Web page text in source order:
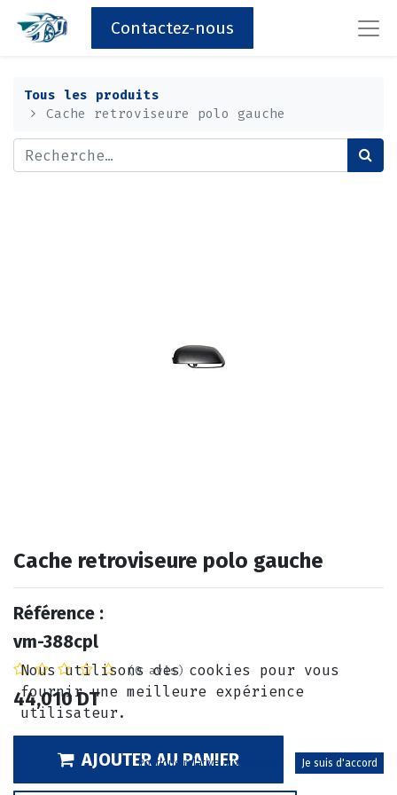
Contactez-nous
Tous les produits
Cache retroviseure polo gauche
Cache retroviseure polo gauche
Référence :
vm-388cpl
(0 avis)
44,010DT
AJOUTER AU PANIER
Nous utilisons des cookies pour vous
fournir une meilleure expérience
utilisateur.
Politique relative aux cookies Je suis d'accord